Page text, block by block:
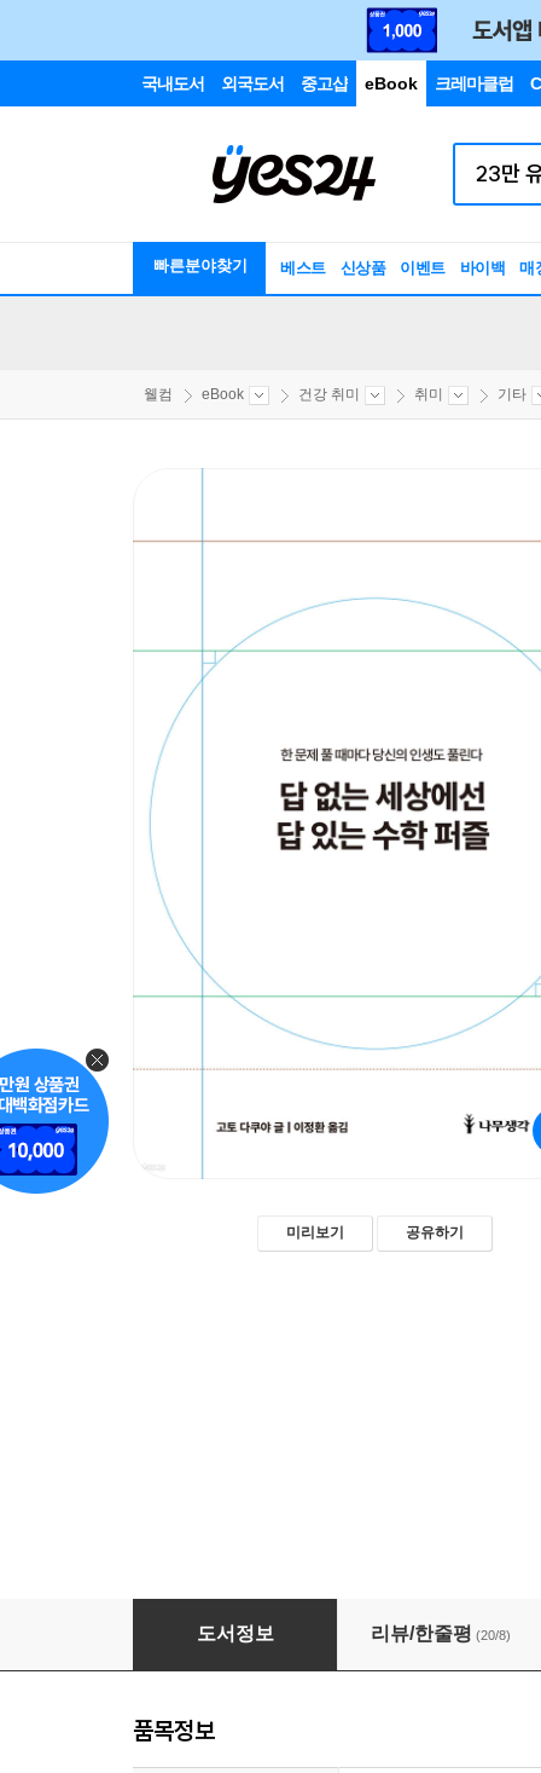
국내도서 외국도서 중고샵 eBook 크레마클럽
빠른분야찾기 베스트 신상품 이벤트 바이백 매
웰컴 eBook 건강 취미 취미 기타
미리보기 공유하기
답 없는 세상에선 답 있는 수학 퍼즐
도서정보 리뷰/한줄평 (20/8)
품목정보